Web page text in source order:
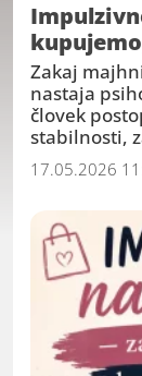
Zakaj
nastaja
človek
stabilnosti,
17.05.2026